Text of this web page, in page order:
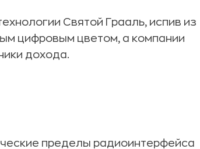
Святой Грааль, испив из
цифровым цветом, а компании
дохода.
пределы радиоинтерфейса